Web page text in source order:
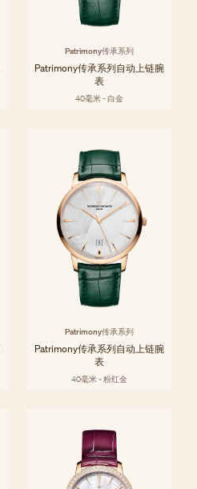
Patrimony传承系列
Patrimony传承系列自动上链腕
表
40毫米 - 白金
Patrimony传承系列
Patrimony传承系列自动上链腕
表
40毫米 - 粉红金